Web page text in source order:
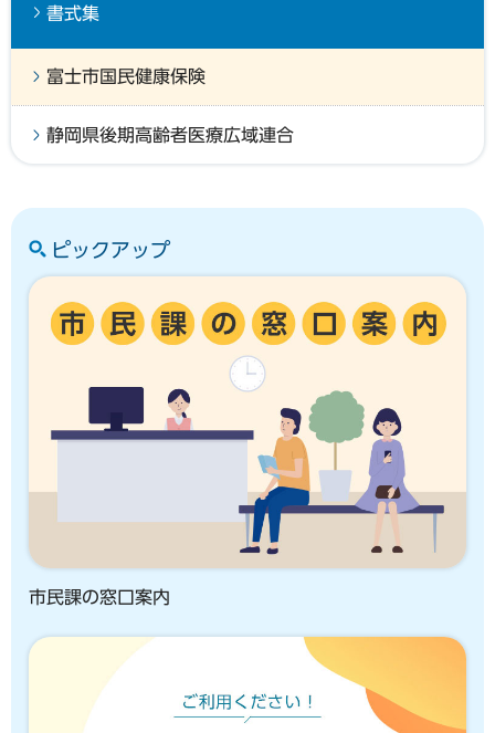
書式集
富士市国民健康保険
静岡県後期高齢者医療広域連合
ピックアップ
市民課の窓口案内